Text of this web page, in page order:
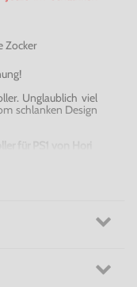
Zocker
Unglaublich viel
schlanken Design